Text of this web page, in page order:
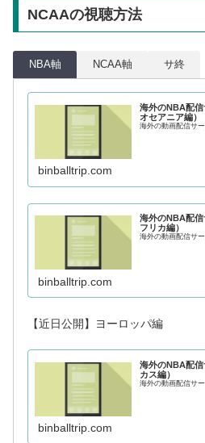
NCAAの視聴方法
NBA軸 NCAA軸 サ終
海外のNBA配
オセアニア編）
海外の動画配信サ
binballtrip.com
海外のNBA配
フリカ編）
海外の動画配信サ
binballtrip.com
【近日公開】ヨーロッパ編
海外のNBA配信
カス編）
海外の動画配信サ
binballtrip.com